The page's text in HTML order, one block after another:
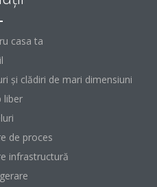
casa ta
şi clădiri de mari dimensiuni
liber
de proces
infrastructură